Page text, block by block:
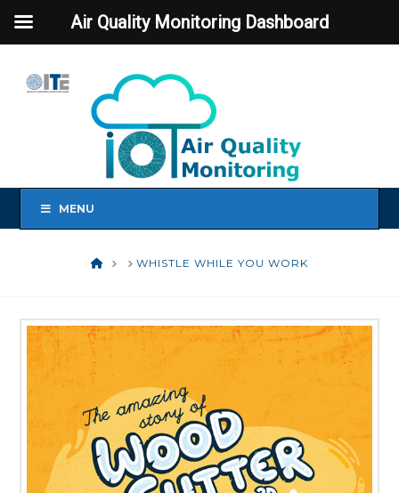
MENU
HOMEWHISTLE WHILE YOU WORK
Air Quality Monitoring Dashboard